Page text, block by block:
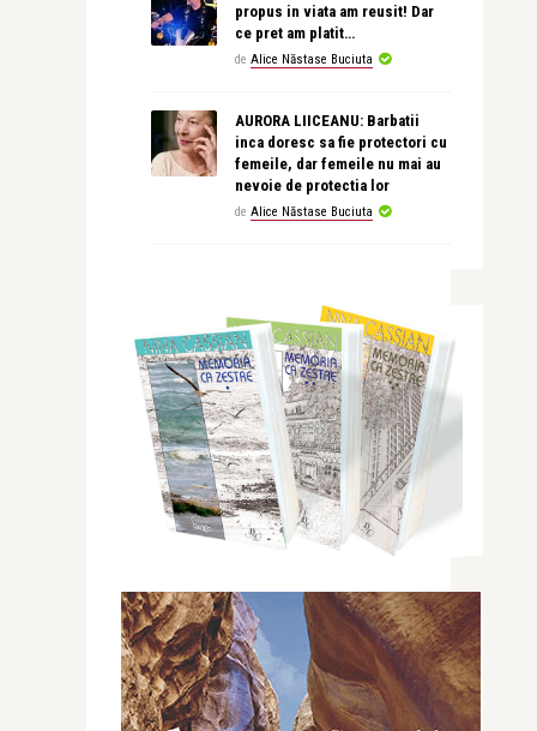
propus in viata am reusit! Dar
ce pret am platit…
de Alice Năstase Buciuta
AURORA LIICEANU: Barbatii
inca doresc sa fie protectori cu
femeile, dar femeile nu mai au
nevoie de protectia lor
de Alice Năstase Buciuta